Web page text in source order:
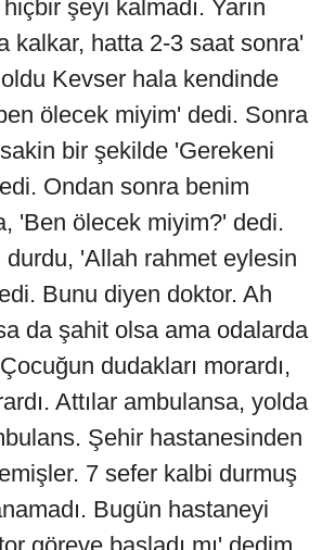
şeyi kalmadı. Yarın
kalkar, hatta 2-3 saat sonra'
Kevser hala kendinde
ölecek miyim' dedi. Sonra
bir şekilde 'Gerekeni
Ondan sonra benim
'Ben ölecek miyim?' dedi.
durdu, 'Allah rahmet eylesin
Bunu diyen doktor. Ah
da şahit olsa ama odalarda
dudakları morardı,
Attılar ambulansa, yolda
Şehir hastanesinden
7 sefer kalbi durmuş
Bugün hastaneyi